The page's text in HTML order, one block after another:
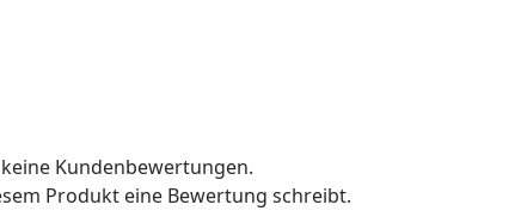
Kundenbewertungen.
Produkt eine Bewertung schreibt.